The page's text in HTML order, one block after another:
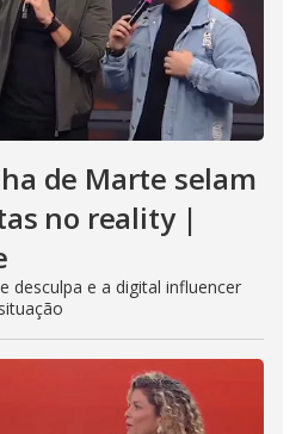
de Marte selam
no reality |
desculpa e a digital influencer